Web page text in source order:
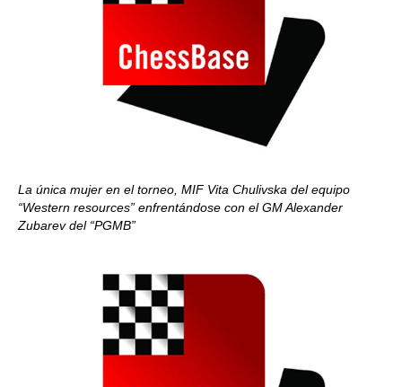
La única mujer en el torneo, MIF Vita Chulivska del equipo
“Western resources” enfrentándose con el GM Alexander
Zubarev del “PGMB”